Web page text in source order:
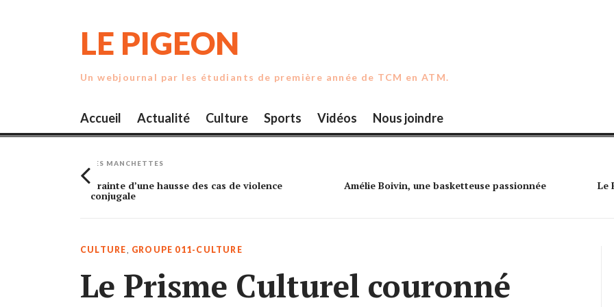
LE PIGEON
Un webjournal par les étudiants de première année de TCM en ATM.
Accueil Actualité Culture Sports Vidéos Nous joindre
LES MANCHETTES
Amélie Boivin, une basketteuse passionnée Le Festif expose les jeunes à la musique
CULTURE, GROUPE 011-CULTURE
Le Prisme Culturel couronné